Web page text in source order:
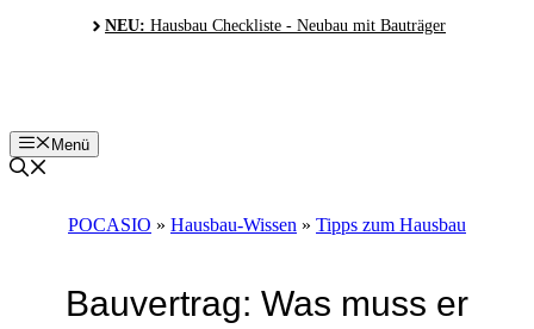
NEU: Hausbau Checkliste - Neubau mit Bauträger
Menü
POCASIO » Hausbau-Wissen » Tipps zum Hausbau
Bauvertrag: Was muss er